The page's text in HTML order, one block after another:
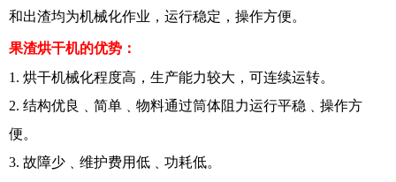
和出渣均为机械化作业，运行稳定，操作方便。
果渣烘干机的优势：
1. 烘干机械化程度高，生产能力较大，可连续运转。
2. 结构优良﹑简单﹑物料通过筒体阻力运行平稳﹑操作方
便。
3. 故障少﹑维护费用低﹑功耗低。